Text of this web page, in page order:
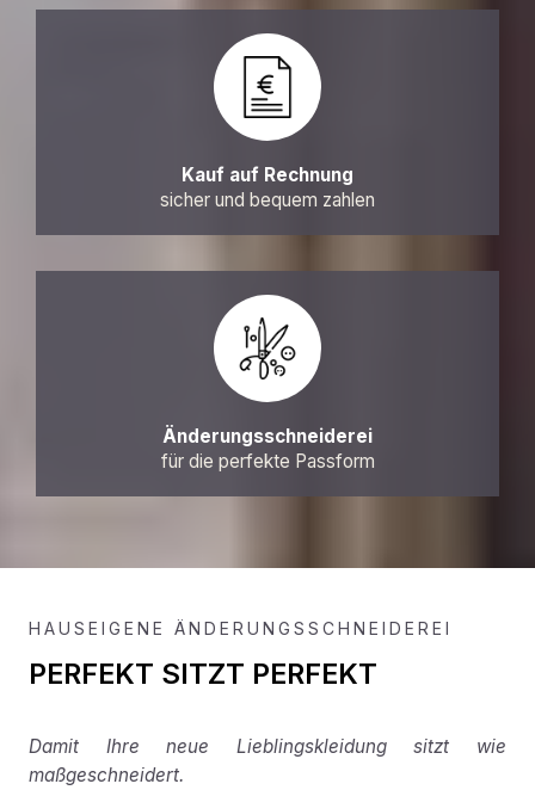
Kauf auf Rechnung
sicher und bequem zahlen
Änderungsschneiderei
für die perfekte Passform
HAUSEIGENE ÄNDERUNGSSCHNEIDEREI
PERFEKT SITZT PERFEKT
Damit Ihre neue Lieblingskleidung sitzt wie
maßgeschneidert.